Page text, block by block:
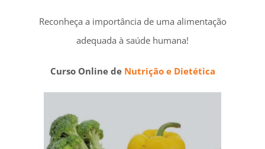
Reconheça a importância de uma alimentação
adequada à saúde humana!
Curso Online de Nutrição e Dietética